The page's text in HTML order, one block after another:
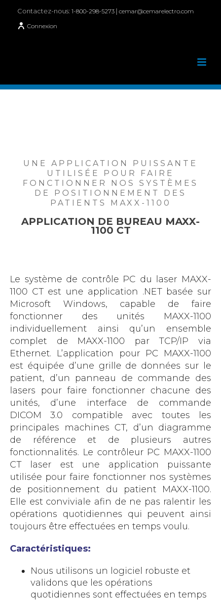
Contactez-nous: 1-800-298-5273 | cemar@cemarelectro.com
Connexion
UNE APPLICATION PUISSANTE
UTILISÉE POUR FAIRE
FONCTIONNER NOS SYSTÈMES
DE POSITIONNEMENT DES
PATIENTS MAXX-1100
APPLICATION DE BUREAU MAXX-
1100 CT
Le système de contrôle PC du laser MAXX-
1100 CT est une application .NET basée sur
Microsoft Windows, capable de faire
fonctionner des unités MAXX-1100
individuellement ainsi qu’un ensemble
complet de MAXX-1100 par TCP/IP via
Ethernet. L’application pour PC MAXX-1100
est équipée d’une grille de données sur le
patient, d’un panneau de commande des
lasers pour faire fonctionner chacune des
unités, d’une interface de commande
DICOM 3.0 compatible avec toutes les
principales machines CT, d’un diagramme
de référence et de plusieurs autres
fonctionnalités. Le contrôleur PC MAXX-1100
CT laser est une application puissante
utilisée pour faire fonctionner nos systèmes
de positionnement du patient MAXX-1100.
Elle est conviviale afin de ne pas ralentir les
opérations quotidiennes qui peuvent ainsi
toujours être effectuées en temps voulu.
Caractéristiques:
Nous utilisons un logiciel robuste et
validons que les opérations
quotidiennes sont effectuées en temps